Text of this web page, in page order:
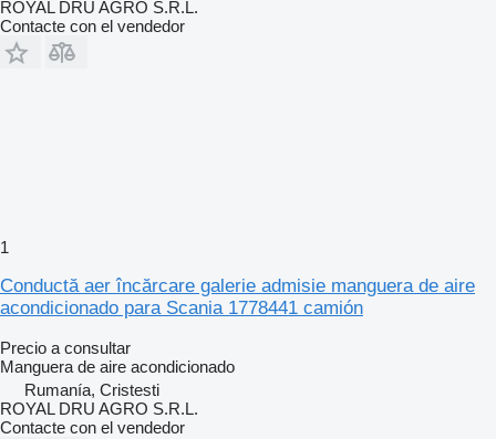
ROYAL DRU AGRO S.R.L.
Contacte con el vendedor
1
Conductă aer încărcare galerie admisie manguera de aire
acondicionado para Scania 1778441 camión
Precio a consultar
Manguera de aire acondicionado
Rumanía, Cristesti
ROYAL DRU AGRO S.R.L.
Contacte con el vendedor